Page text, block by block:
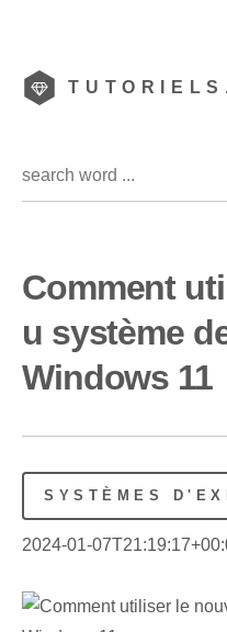
Comment
u système
Windows 11
SYSTÈMES
2024-01-